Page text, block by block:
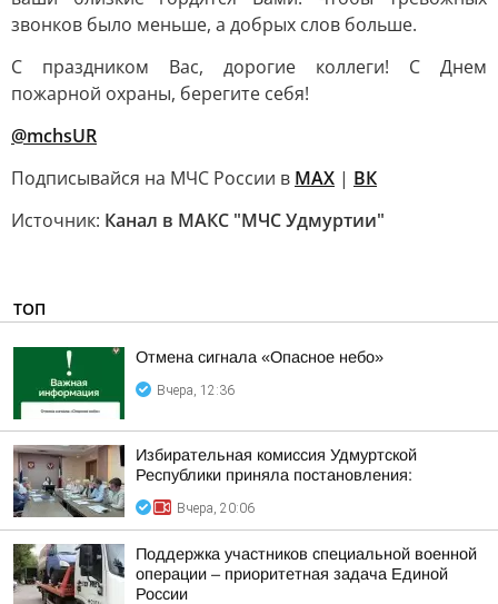
звонков было меньше, а добрых слов больше.
С праздником Вас, дорогие коллеги! С Днем
пожарной охраны, берегите себя!
@mchsUR
Подписывайся на МЧС России в MAX | ВК
Источник: Канал в МАКС "МЧС Удмуртии"
ТОП
Отмена сигнала «Опасное небо»
Вчера, 12:36
Избирательная комиссия Удмуртской
Республики приняла постановления:
Вчера, 20:06
Поддержка участников специальной военной
операции – приоритетная задача Единой
России